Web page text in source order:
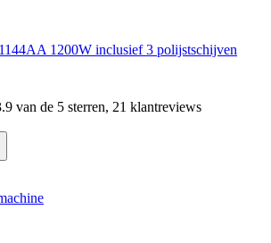
1200W inclusief 3 polijstschijven
van de 5 sterren, 21 klantreviews